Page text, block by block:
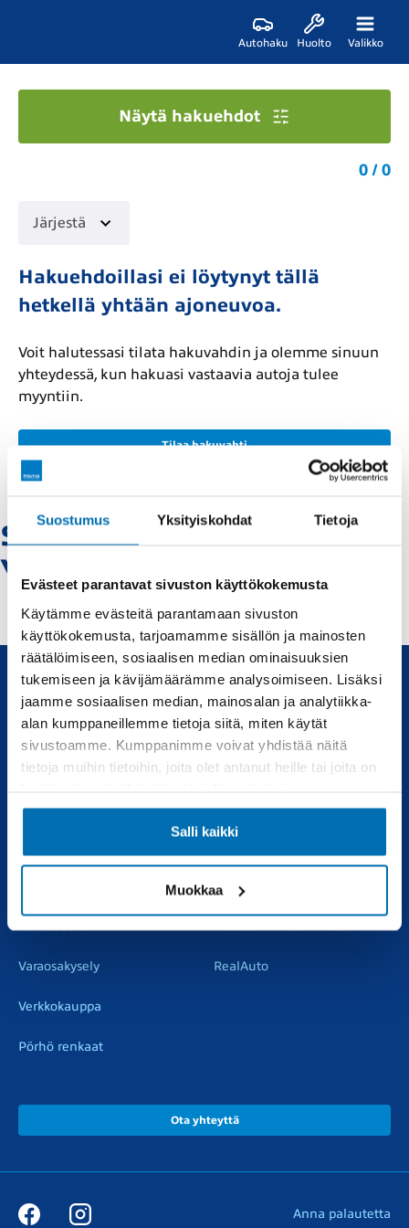
Suostumus Yksityiskohdat Tietoja
Evästeet parantavat sivuston käyttökokemusta
Käytämme evästeitä parantamaan sivuston
käyttökokemusta, tarjoamamme sisällön ja mainosten
räätälöimiseen, sosiaalisen median ominaisuuksien
tukemiseen ja kävijämäärämme analysoimiseen. Lisäksi
jaamme sosiaalisen median, mainosalan ja analytiikka-
alan kumppaneillemme tietoja siitä, miten käytät
sivustoamme. Kumppanimme voivat yhdistää näitä
tietoja muihin tietoihin, joita olet antanut heille tai joita on
Salli kaikki
Muokkaa
Autohaku Huolto Valikko
Subaru-kokkola -
Vaihtoautot
Näytä hakuehdot
0 / 0
Järjestä
Hakuehdoillasi ei löytynyt tällä
hetkellä yhtään ajoneuvoa.
Voit halutessasi tilata hakuvahdin ja olemme sinuun
yhteydessä, kun hakuasi vastaavia autoja tulee
myyntiin.
Tilaa hakuvahti
Uudet ja käytetyt autot, sekä huollot joka tarpeeseen.
Automyynti Huolto
Vauriokorjaus
Varaosakysely
Verkkokauppa
Pörhö renkaat
RealAuto
Ota yhteyttä
Anna palautetta